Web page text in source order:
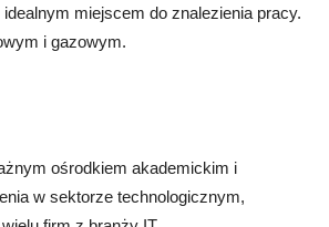
miejscem do znalezienia pracy.
i gazowym.
ośrodkiem akademickim i
w sektorze technologicznym,